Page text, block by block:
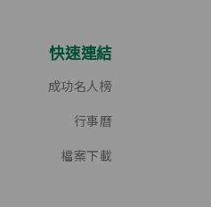
快速連結
成功名人榜
行事曆
檔案下載